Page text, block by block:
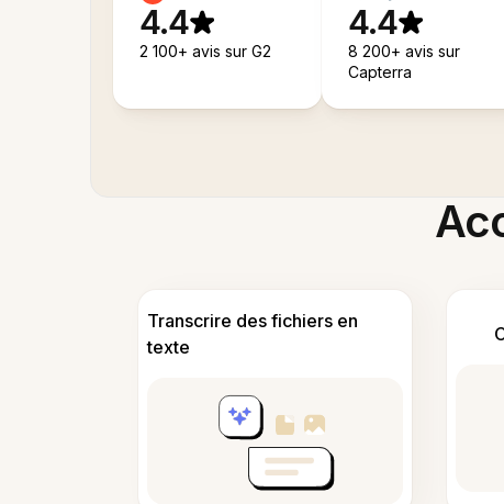
4.4
2 100+ avis sur G2
4.4
8 200+ avis sur
Capterra
Transcrire des fichiers en
texte